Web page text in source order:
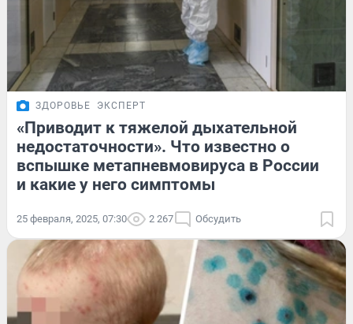
ЗДОРОВЬЕ ЭКСПЕРТ
«Приводит к тяжелой дыхательной
недостаточности». Что известно о
вспышке метапневмовируса в России
и какие у него симптомы
25 февраля, 2025, 07:30 2 267 Обсудить